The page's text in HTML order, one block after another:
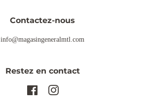
Contactez-nous
info@magasingeneralmtl.com
Restez en contact
FacebookInstagram